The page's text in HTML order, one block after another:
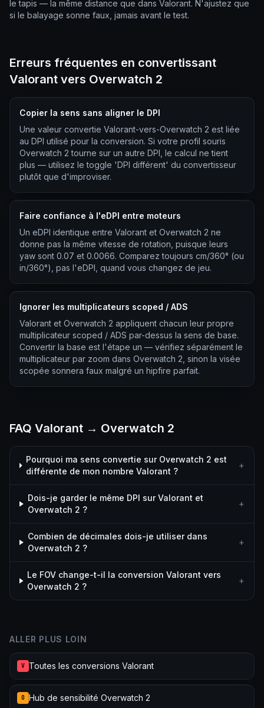
le tapis — la même distance que dans Valorant. N'ajustez que
si le balayage sonne faux, jamais avant le test.
Erreurs fréquentes en convertissant
Valorant vers Overwatch 2
Copier la sens sans aligner le DPI
Une valeur convertie Valorant-vers-Overwatch 2 est liée
au DPI utilisé pour la conversion. Si votre profil souris
Overwatch 2 tourne sur un autre DPI, le calcul ne tient
plus — utilisez le toggle 'DPI différent' du convertisseur
plutôt que d'improviser.
Faire confiance à l'eDPI entre moteurs
Un eDPI identique entre Valorant et Overwatch 2 ne
donne pas la même vitesse de rotation, puisque leurs
yaw sont 0.07 et 0.0066. Comparez toujours cm/360° (ou
in/360°), pas l'eDPI, quand vous changez de jeu.
Ignorer les multiplicateurs scoped / ADS
Valorant et Overwatch 2 appliquent chacun leur propre
multiplicateur scoped / ADS par-dessus la sens de base.
Convertir la base est l'étape un — vérifiez séparément le
multiplicateur par zoom dans Overwatch 2, sinon la visée
scopée sonnera faux malgré un hipfire parfait.
FAQ Valorant → Overwatch 2
Pourquoi ma sens convertie sur Overwatch 2 est
différente de mon nombre Valorant ?
+
Dois-je garder le même DPI sur Valorant et
Overwatch 2 ?
+
Combien de décimales dois-je utiliser dans
Overwatch 2 ?
+
Le FOV change-t-il la conversion Valorant vers
Overwatch 2 ?
+
ALLER PLUS LOIN
V Toutes les conversions Valorant
O Hub de sensibilité Overwatch 2